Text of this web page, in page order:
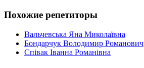
Похожие репетиторы
Вальчевська Яна Миколаївна
Бондарчук Володимир Романович
Співак Іванна Романівна